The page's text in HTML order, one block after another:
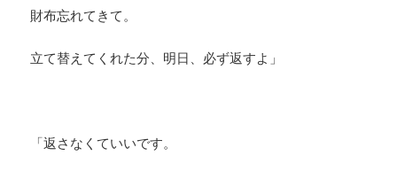
財布忘れてきて。
立て替えてくれた分、明日、必ず返すよ」
「返さなくていいです。